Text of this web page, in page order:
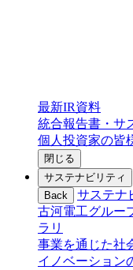
最新IR資料
統合報告書・サ
個人投資家の皆
閉じる
サステナビリティ
Back
サステナ
古河電工グルー
ラリ
事業を通じた社
イノベーション